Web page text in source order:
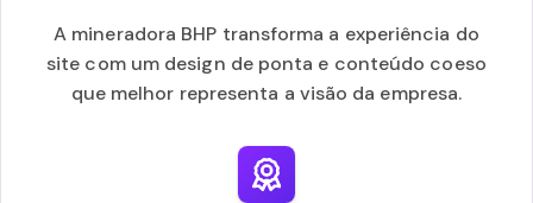
A mineradora BHP transforma a experiência do
site com um design de ponta e conteúdo coeso
que melhor representa a visão da empresa.